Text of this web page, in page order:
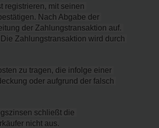
registrieren, mit seinen
Nach Abgabe der
der Zahlungstransaktion auf.
Zahlungstransaktion wird durch
zu tragen, die infolge einer
oder aufgrund der falsch
schließt die
nicht aus.